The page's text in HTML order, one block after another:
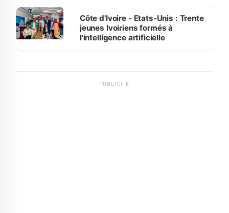
Côte d'Ivoire - Etats-Unis : Trente
jeunes Ivoiriens formés à
l'intelligence artificielle
PUBLICITÉ